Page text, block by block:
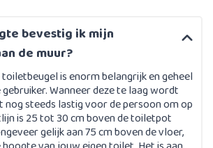
bevestig ik mijn
de muur?
is enorm belangrijk en geheel
Wanneer deze te laag wordt
nog steeds lastig voor de persoon om op
is 25 tot 30 cm boven de toiletpot
gelijk aan 75 cm boven de vloer,